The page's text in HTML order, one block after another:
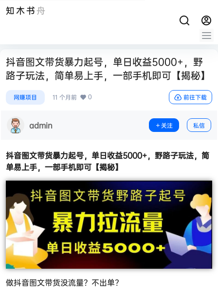
知木书舟
抖音图文带货暴力起号，单日收益5000+，野
路子玩法，简单易上手，一部手机即可【揭秘】
网赚项目 11 个月前 0 前往下载
admin 关注 私信
抖音图文带货暴力起号，单日收益5000+，野路子玩法，简
单易上手，一部手机即可【揭秘】
做抖音图文带货没流量？不出单?